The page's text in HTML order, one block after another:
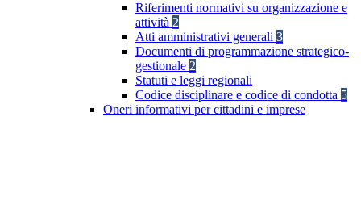
Riferimenti normativi su organizzazione e
attività 2
Atti amministrativi generali 3
Documenti di programmazione strategico-
gestionale 2
Statuti e leggi regionali
Codice disciplinare e codice di condotta 5
Oneri informativi per cittadini e imprese